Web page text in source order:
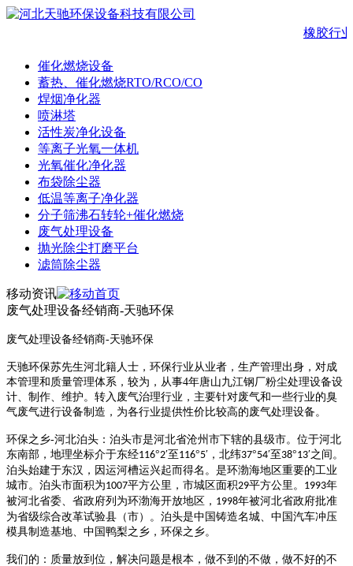
橡胶行
催化燃烧设备
蓄热、催化燃烧RTO/RCO/CO
焊烟净化器
喷淋塔
活性炭净化设备
等离子光氧一体机
光氧催化净化器
布袋除尘器
低温等离子净化器
分子筛沸石转轮+催化燃烧
废气处理设备
抛光除尘打磨平台
滤筒除尘器
移动资讯
废气处理设备经销商-天驰环保
废气处理设备经销商-天驰环保
天驰环保苏先生河北籍人士，环保行业从业者，生产管理出身，对成
本管理和质量管理体系，较为，从事4年唐山九江钢厂粉尘处理设备设
计、制作、维护。转入废气治理行业，主要针对废气和一些行业的臭
气废气进行设备制造，为各行业提供性价比较高的废气处理设备。
环保之乡-河北泊头：泊头市是河北省沧州市下辖的县级市。位于河北
东南部，地理坐标介于东经116°2′至 116°5′，北纬37°54′至 38°13′之间。
泊头始建于东汉，因运河槽运兴起而得名。是环渤海地区重要的工业
城市。泊头市面积为1007平方公里，市城区面积29平方公里。 1993年
被河北省委、省政府列为环渤海开放地区， 1998年被河北省政府批准
为省级综合改革试验县（市）。泊头是中国铸造名城、中国汽车冲压
模具制造基地、中国鸭梨之乡，环保之乡。
我们的： 质量放到位，解决问题是根本，做不到的不做，做不好的不